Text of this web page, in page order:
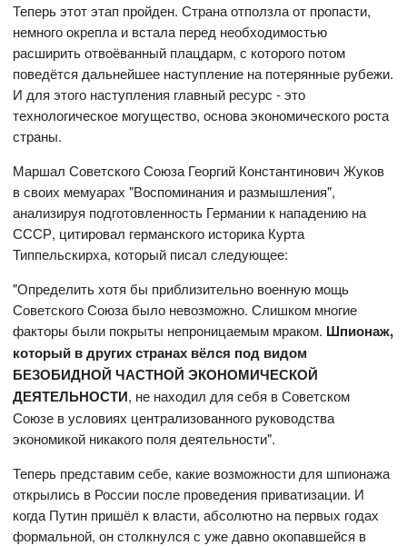
Теперь этот этап пройден. Страна отползла от пропасти,
немного окрепла и встала перед необходимостью
расширить отвоёванный плацдарм, с которого потом
поведётся дальнейшее наступление на потерянные рубежи.
И для этого наступления главный ресурс - это
технологическое могущество, основа экономического роста
страны.
Маршал Советского Союза Георгий Константинович Жуков
в своих мемуарах "Воспоминания и размышления",
анализируя подготовленность Германии к нападению на
СССР, цитировал германского историка Курта
Типпельскирха, который писал следующее:
"Определить хотя бы приблизительно военную мощь
Советского Союза было невозможно. Слишком многие
факторы были покрыты непроницаемым мраком. Шпионаж,
который в других странах вёлся под видом
БЕЗОБИДНОЙ ЧАСТНОЙ ЭКОНОМИЧЕСКОЙ
ДЕЯТЕЛЬНОСТИ, не находил для себя в Советском
Союзе в условиях централизованного руководства
экономикой никакого поля деятельности".
Теперь представим себе, какие возможности для шпионажа
открылись в России после проведения приватизации. И
когда Путин пришёл к власти, абсолютно на первых годах
формальной, он столкнулся с уже давно окопавшейся в